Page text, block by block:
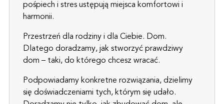
pośpiech i stres ustępują miejsca komfortowi i
harmonii.
Przestrzeń dla rodziny i dla Ciebie. Dom.
Dlatego doradzamy, jak stworzyć prawdziwy
dom – taki, do którego chcesz wracać.
Podpowiadamy konkretne rozwiązania, dzielimy
się doświadczeniami tych, którym się udało.